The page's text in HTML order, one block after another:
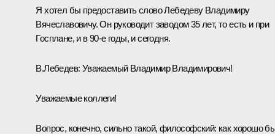
Я хотел бы предоставить слово Лебедеву Владимиру
Вячеславовичу. Он руководит заводом 35 лет, то есть и при
Госплане, и в 90-е годы, и сегодня.
В.Лебедев: Уважаемый Владимир Владимирович!
Уважаемые коллеги!
Вопрос, конечно, сильно такой, философский: как хорошо